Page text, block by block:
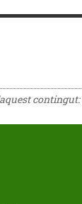
contingut: